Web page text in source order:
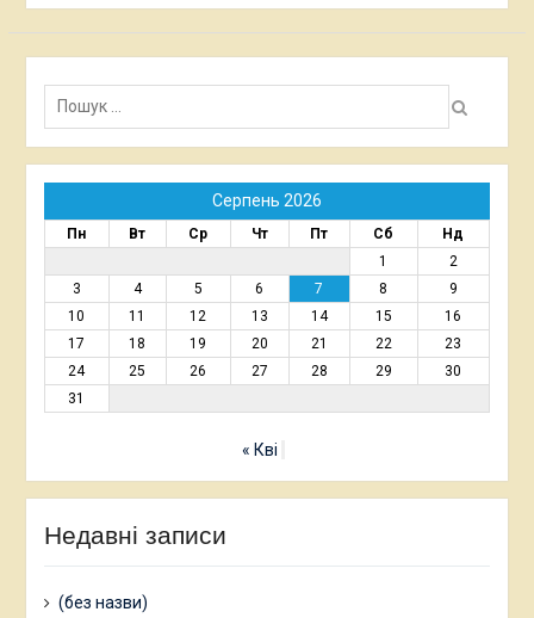
Пошук:
Серпень 2026
Пн Вт Ср Чт Пт Сб
Нд
1
2
3
4 5 6 7 8
9
10
11 12 13 14 15
16
17
18 19 20 21 22
23
24
25 26 27 28 29
30
31
« Кві
Недавні записи
(без назви)